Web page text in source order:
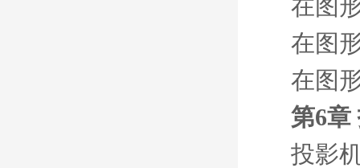
在图
在图
在图
第6章
投影